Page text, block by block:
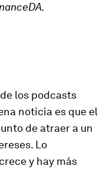
los podcasts
noticia es que el
de atraer a un
Lo
y hay más